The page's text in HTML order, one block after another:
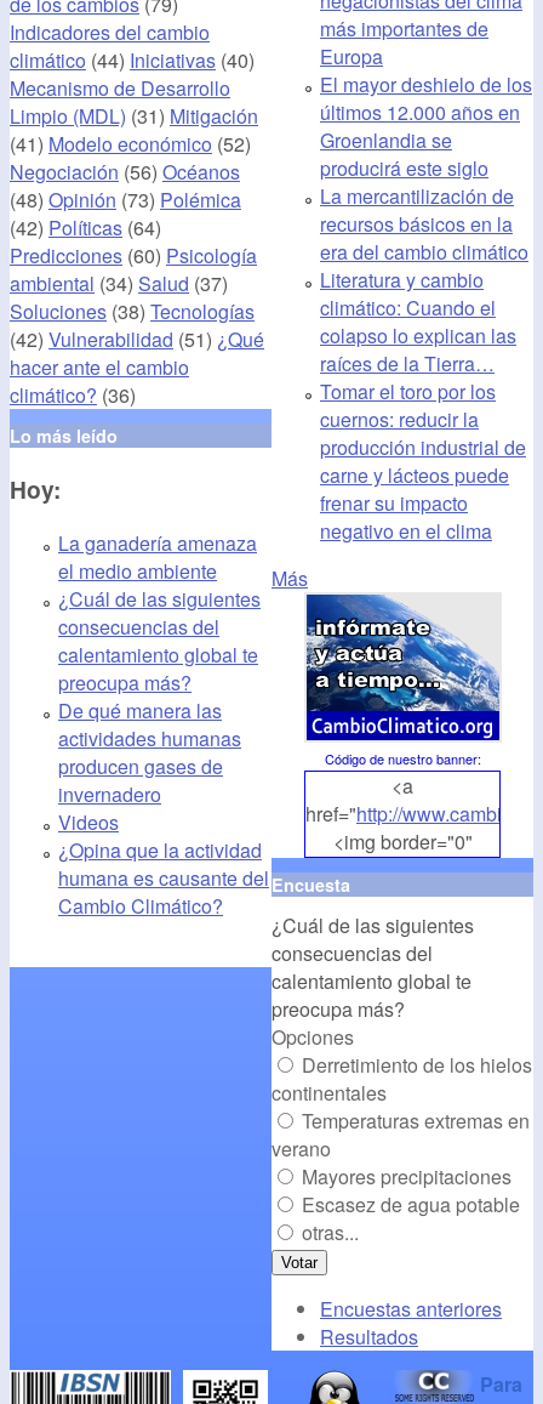
Indicadores del cambio
climático (44) Iniciativas (40)
Mecanismo de Desarrollo
Limpio (MDL) (31) Mitigación
(41) Modelo económico (52)
Negociación (56) Océanos
(48) Opinión (73) Polémica
(42) Políticas (64)
Predicciones (60) Psicología
ambiental (34) Salud (37)
Soluciones (38) Tecnologías
(42) Vulnerabilidad (51) ¿Qué
hacer ante el cambio
climático? (36)
Lo más leído
Hoy:
La ganadería amenaza
el medio ambiente
¿Cuál de las siguientes
consecuencias del
calentamiento global te
preocupa más?
De qué manera las
actividades humanas
producen gases de
invernadero
Videos
¿Opina que la actividad
humana es causante del
Cambio Climático?
más importantes de
Europa
El mayor deshielo de los
últimos 12.000 años en
Groenlandia se
producirá este siglo
La mercantilización de
recursos básicos en la
era del cambio climático
Literatura y cambio
climático: Cuando el
colapso lo explican las
raíces de la Tierra…
Tomar el toro por los
cuernos: reducir la
producción industrial de
carne y lácteos puede
frenar su impacto
negativo en el clima
Más
Código de nuestro banner:
<a
href="http://
<img border="0"
align="middle"
src="http://
alt="CambioClimatico.org"
/></a>
Encuesta
¿Cuál de las siguientes
consecuencias del
calentamiento global te
preocupa más?
Opciones
Derretimiento de los hielos
continentales
Temperaturas extremas en
verano
Mayores precipitaciones
Escasez de agua potable
otras...
Encuestas anteriores
Resultados
Para